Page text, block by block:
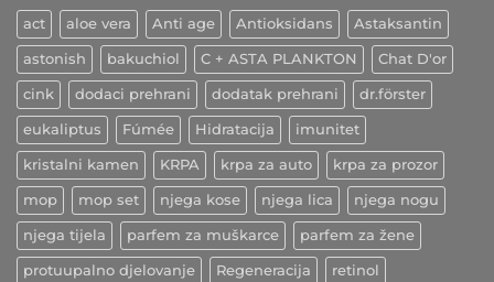
učinaka
act aloe vera Anti age Antioksidans Astaksantin
astonish bakuchiol C + ASTA PLANKTON Chat D'or
cink dodaci prehrani dodatak prehrani dr.förster
eukaliptus Fúmée Hidratacija imunitet
kristalni kamen KRPA krpa za auto krpa za prozor
mop mop set njega kose njega lica njega nogu
njega tijela parfem za muškarce parfem za žene
protuupalno djelovanje Regeneracija retinol